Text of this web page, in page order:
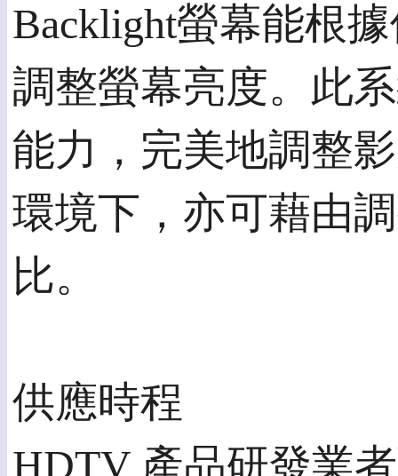
Backlight螢幕能根
調整螢幕亮度。此
能力，完美地調整
環境下，亦可藉由
比。
供應時程
HDTV 產品研發業